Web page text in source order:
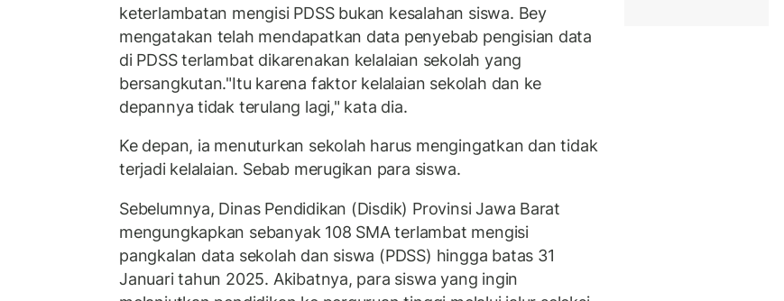
keterlambatan mengisi PDSS bukan kesalahan siswa. Bey
mengatakan telah mendapatkan data penyebab pengisian data
di PDSS terlambat dikarenakan kelalaian sekolah yang
bersangkutan."Itu karena faktor kelalaian sekolah dan ke
depannya tidak terulang lagi," kata dia.
Ke depan, ia menuturkan sekolah harus mengingatkan dan tidak
terjadi kelalaian. Sebab merugikan para siswa.
Sebelumnya, Dinas Pendidikan (Disdik) Provinsi Jawa Barat
mengungkapkan sebanyak 108 SMA terlambat mengisi
pangkalan data sekolah dan siswa (PDSS) hingga batas 31
Januari tahun 2025. Akibatnya, para siswa yang ingin